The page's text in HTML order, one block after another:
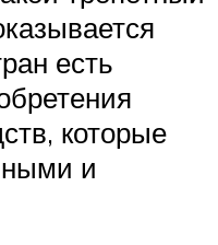
есть
которые
и